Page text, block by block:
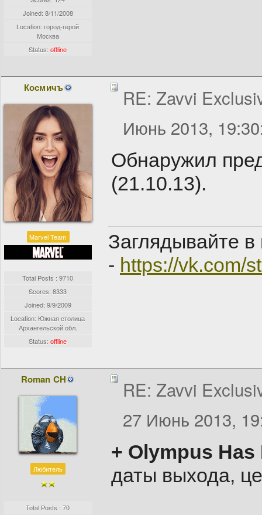
Joined: 8/11/2008
Location: город-герой
Москва
Status:offline
Космичъ
Marvel Team
Total Posts : 9710
Scores: 8333
Joined: 9/9/2009
Location: Южная столица
Архангельской обл.
Status:offline
RE: Zavvi
Июнь 2013,
Обнаружил
(21.10.13).
Заглядывайте в
- https://vk.com/
Roman CH
Любитель
Total Posts : 70
RE: Zavvi
27 Июнь 2013,
+ Olympus Has
даты выхода,